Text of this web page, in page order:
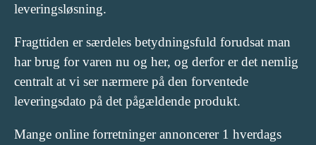
leveringsløsning.
Fragttiden er særdeles betydningsfuld forudsat man
har brug for varen nu og her, og derfor er det nemlig
centralt at vi ser nærmere på den forventede
leveringsdato på det pågældende produkt.
Mange online forretninger annoncerer 1 hverdags